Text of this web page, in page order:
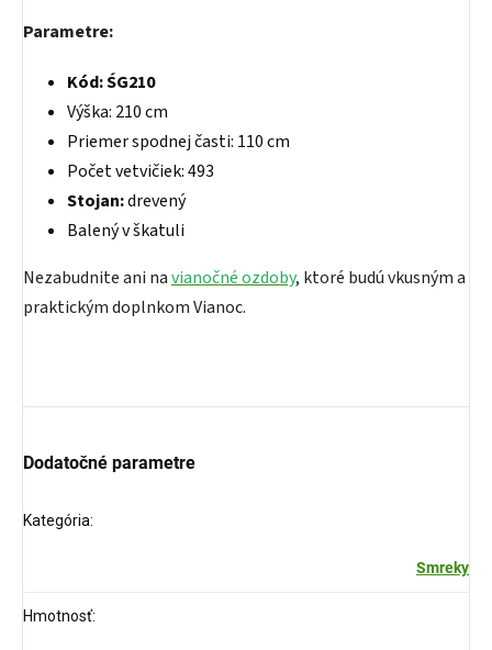
Parametre:
Kód: ŚG210
Výška: 210 cm
Priemer spodnej časti: 110 cm
Počet vetvičiek: 493
Stojan:drevený
Balený v škatuli
Nezabudnite ani navianočné ozdoby, ktoré budú vkusným a
praktickým doplnkom Vianoc.
Dodatočné parametre
Kategória:
Smreky
Hmotnosť: